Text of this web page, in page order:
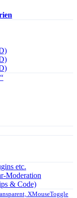
etc.
Moderation
& Code)
XMouseToggle